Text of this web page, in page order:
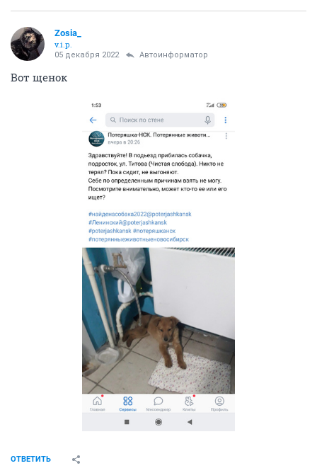
Zosia_
v.i.p.
05 декабря 2022 Автоинформатор
Вот щенок
ОТВЕТИТЬ